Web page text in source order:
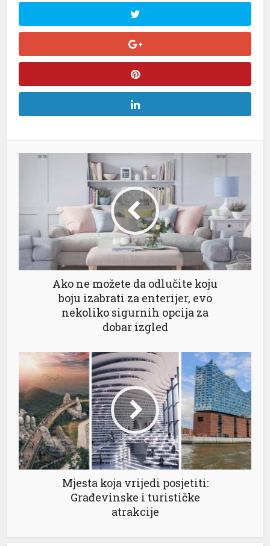
Ako ne možete da odlučite koju
boju izabrati za enterijer, evo
nekoliko sigurnih opcija za
dobar izgled
Mjesta koja vrijedi posjetiti:
Građevinske i turističke
atrakcije